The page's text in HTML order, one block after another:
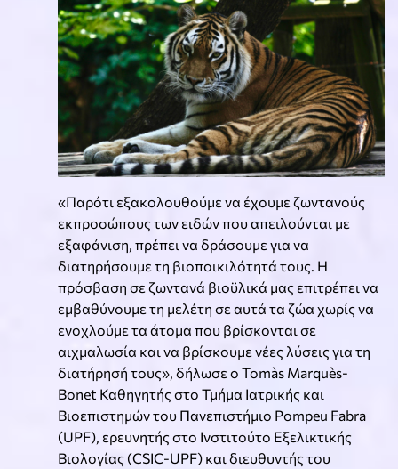
«Παρότι εξακολουθούμε να έχουμε ζωντανούς
εκπροσώπους των ειδών που απειλούνται με
εξαφάνιση, πρέπει να δράσουμε για να
διατηρήσουμε τη βιοποικιλότητά τους. Η
πρόσβαση σε ζωντανά βιοϋλικά μας επιτρέπει να
εμβαθύνουμε τη μελέτη σε αυτά τα ζώα χωρίς να
ενοχλούμε τα άτομα που βρίσκονται σε
αιχμαλωσία και να βρίσκουμε νέες λύσεις για τη
διατήρησή τους», δήλωσε ο Tomàs Marquès-
Bonet Καθηγητής στο Τμήμα Ιατρικής και
Βιοεπιστημών του Πανεπιστήμιο Pompeu Fabra
(UPF), ερευνητής στο Ινστιτούτο Εξελικτικής
Βιολογίας (CSIC-UPF) και διευθυντής του